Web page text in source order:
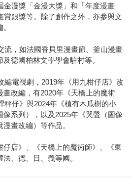
金漫獎「金漫大獎」和「年度漫畫
賞銀獎等。除了創作之外，亦參與文
流，如法國香貝里漫畫節、釜山漫畫
德國柏林文學學會駐村等。
編電視劇，2019年《用九柑仔店》改
改編，有2020年《天橋上的魔術
秤仔》與2024年《植有木瓜樹的小
系列），以及2025年《哭聲（圖像
畫改編）等作品。
仔店》、《天橋上的魔術師》、《東
、德、日、義等國。